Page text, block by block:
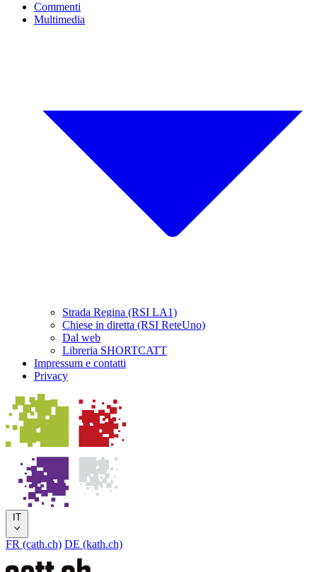
Commenti
Multimedia
Strada Regina (RSI LA1)
Chiese in diretta (RSI ReteUno)
Dal web
Libreria SHORTCATT
Impressum e contatti
Privacy
IT
FR (cath.ch) DE (kath.ch)